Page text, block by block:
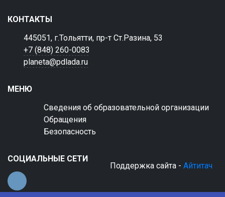
КОНТАКТЫ
445051, г.Тольятти, пр-т Ст.Разина, 53
+7 (848) 260-0083
planeta@pdlada.ru
МЕНЮ
Сведения об образовательной организации
Обращения
Безопасность
СОЦИАЛЬНЫЕ СЕТИ
Поддержка сайта - Айтитач